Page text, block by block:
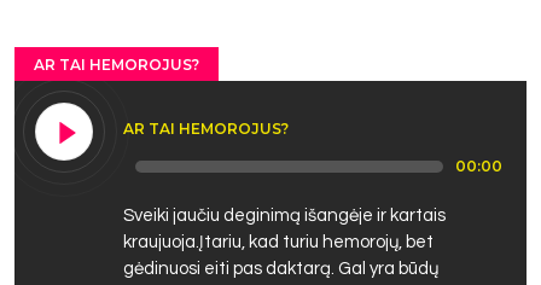
AR TAI HEMOROJUS?
AR TAI HEMOROJUS?
00:00
Sveiki jaučiu deginimą išangėje ir kartais
kraujuoja.Įtariu, kad turiu hemorojų, bet
gėdinuosi eiti pas daktarą. Gal yra būdų